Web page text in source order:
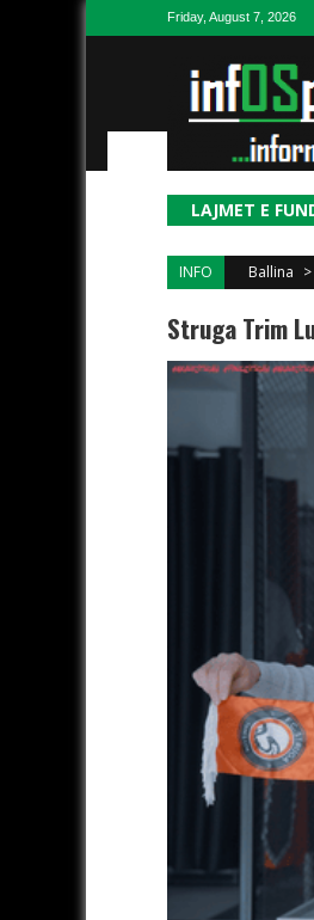
Skip to contentFriday, August 7, 2026
LAJMET E
INFO Ballina >
Struga Trim